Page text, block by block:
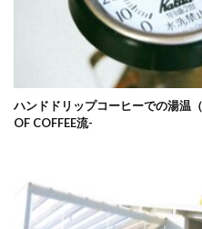
ハンドドリップコーヒーでの湯温
OF COFFEE流-